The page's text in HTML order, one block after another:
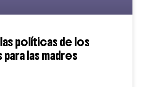
políticas de los
las madres